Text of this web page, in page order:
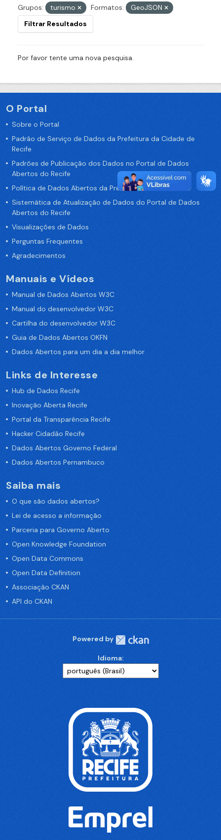
Grupos:
turismo Formatos:
GeoJSON
Filtrar Resultados
Por favor tente uma nova pesquisa.
O Portal
Sobre o Portal
Padrão de Serviço de Dados da Prefeitura da Cidade de
Recife
Padrões de Publicação dos Dados no Portal de Dados
Abertos do Recife
Política de Dados Abertos da Prefeitura do Recife
Sistemática de Atualização de Dados do Portal de Dados
Abertos do Recife
Visualizações de Dados
Perguntas Frequentes
Agradecimentos
Manuais e Vídeos
Manual de Dados Abertos W3C
Manual do desenvolvedor W3C
Cartilha do desenvolvedor W3C
Guia de Dados Abertos OKFN
Dados Abertos para um dia a dia melhor
Links de Interesse
Hub de Dados Recife
Inovação Aberta Recife
Portal da Transparência Recife
Hacker Cidadão Recife
Dados Abertos Governo Federal
Dados Abertos Pernambuco
Saiba mais
O que são dados abertos?
Lei de acesso a informação
Parceria para Governo Aberto
Open Knowledge Foundation
Open Data Commons
Open Data Definition
Associação CKAN
API do CKAN
Powered by
Idioma